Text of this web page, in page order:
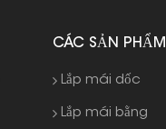
CÁC SẢN PHẨM
Lắp mái dốc
Lắp mái bằng